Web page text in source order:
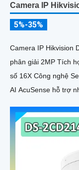
Camera IP
5%-35%
Camera IP Hikvision
phân giải 2MP Tích
số 16X Công nghệ
AI AcuSense hỗ trợ